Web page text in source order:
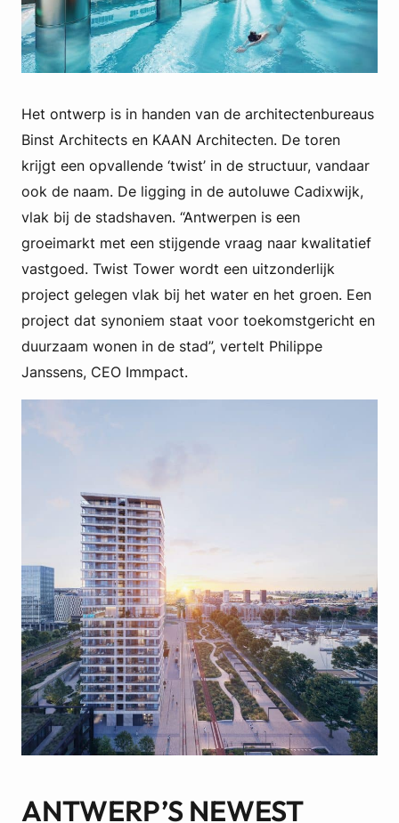
Het ontwerp is in handen van de architectenbureaus
Binst Architects en KAAN Architecten. De toren
krijgt een opvallende ‘twist’ in de structuur, vandaar
ook de naam. De ligging in de autoluwe Cadixwijk,
vlak bij de stadshaven. “Antwerpen is een
groeimarkt met een stijgende vraag naar kwalitatief
vastgoed. Twist Tower wordt een uitzonderlijk
project gelegen vlak bij het water en het groen. Een
project dat synoniem staat voor toekomstgericht en
duurzaam wonen in de stad”, vertelt Philippe
Janssens, CEO Immpact.
ANTWERP’S NEWEST